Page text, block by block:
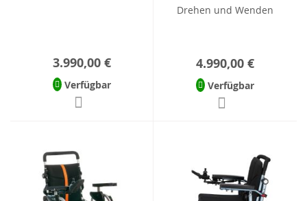
3.990,00 €
Verfügbar
Drehen und Wenden
4.990,00 €
Verfügbar